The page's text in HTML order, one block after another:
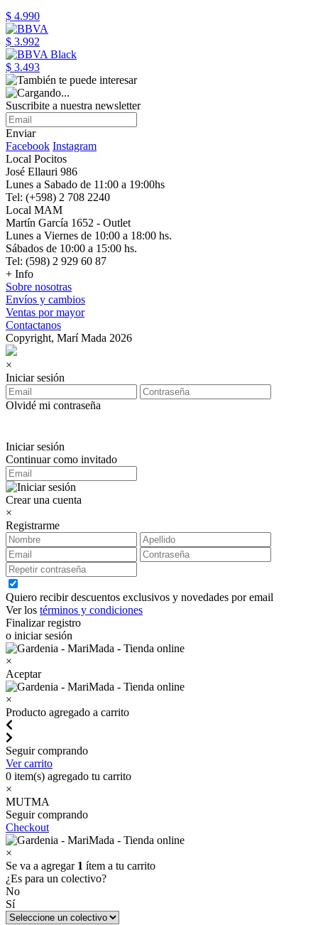
$ 4.990
$ 3.992
$ 3.493
Suscribite a nuestra newsletter
Enviar
Facebook Instagram
Local Pocitos
José Ellauri 986
Lunes a Sabado de 11:00 a 19:00hs
Tel: (+598) 2 708 2240
Local MAM
Martín García 1652 - Outlet
Lunes a Viernes de 10:00 a 18:00 hs.
Sábados de 10:00 a 15:00 hs.
Tel: (598) 2 929 60 87
+ Info
Sobre nosotras
Envíos y cambios
Ventas por mayor
Contactanos
Copyright, Marí Mada 2026
×
Iniciar sesión
Olvidé mi contraseña
Iniciar sesión
Continuar como invitado
Crear una cuenta
×
Registrarme
Quiero recibir descuentos exclusivos y novedades por email
Ver los términos y condiciones
Finalizar registro
o iniciar sesión
×
Aceptar
×
Producto agregado a carrito
Seguir comprando
Ver carrito
0 item(s) agregado tu carrito
×
MUTMA
Seguir comprando
Checkout
×
Se va a agregar 1 ítem a tu carrito
¿Es para un colectivo?
No
Sí